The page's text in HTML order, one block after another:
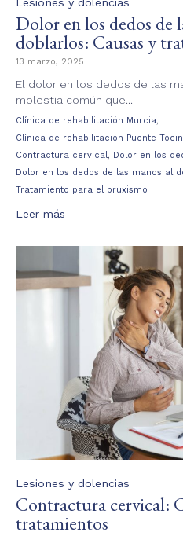
Dolor en los dedos de
doblarlos: Causas y
13 marzo, 2025
El dolor en los dedos de las
molestia común que...
Tags
Clínica de rehabilitación Murcia,
Clínica de rehabilitación Puente
Contractura cervical, Dolor en los
Dolor en los dedos de las manos al
Tratamiento para el bruxismo
Leer más
Category
Lesiones y dolencias
Contractura cervical:
tratamientos